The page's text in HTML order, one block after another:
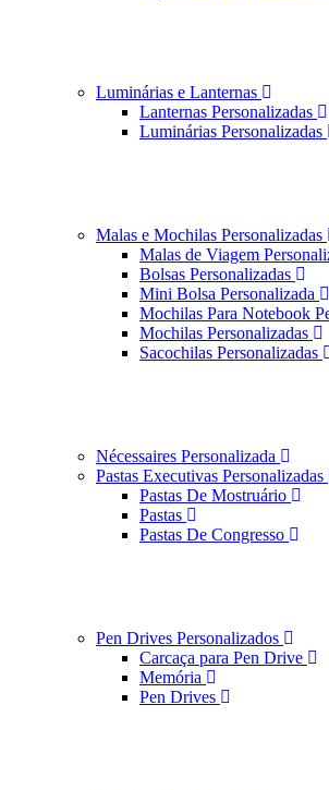
Luminárias e Lanternas
Lanternas Personalizadas
Luminárias Personalizadas
Malas e Mochilas Personalizadas
Malas de Viagem
Bolsas Personalizadas
Mini Bolsa Personalizada
Mochilas Para Notebook
Mochilas Personalizadas
Sacochilas Personalizadas
Nécessaires Personalizada
Pastas Executivas Personalizadas
Pastas De Mostruário
Pastas
Pastas De Congresso
Pen Drives Personalizados
Carcaça para Pen Drive
Memória
Pen Drives